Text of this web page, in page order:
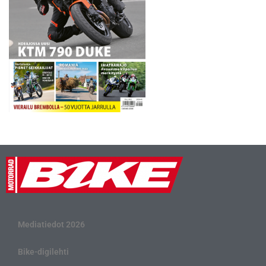
Mediatiedot 2026
Bike-digilehti